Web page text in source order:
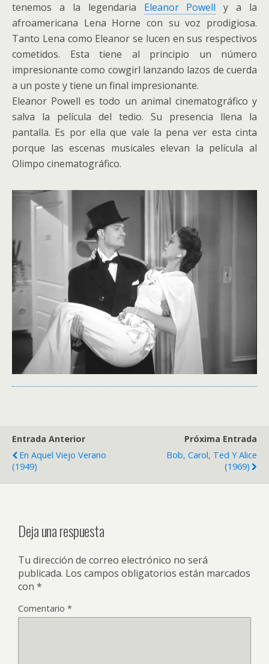
tenemos a la legendaria Eleanor Powell y a la
afroamericana Lena Horne con su voz prodigiosa.
Tanto Lena como Eleanor se lucen en sus respectivos
cometidos. Esta tiene al principio un número
impresionante como cowgirl lanzando lazos de cuerda
a un poste y tiene un final impresionante.
Eleanor Powell es todo un animal cinematográfico y
salva la película del tedio. Su presencia llena la
pantalla. Es por ella que vale la pena ver esta cinta
porque las escenas musicales elevan la película al
Olimpo cinematográfico.
Entrada Anterior
En Aquel Viejo Verano
(1949)
Próxima Entrada
Bob, Carol, Ted Y Alice
(1969)
Deja una respuesta
Tu dirección de correo electrónico no será
publicada. Los campos obligatorios están marcados
con *
Comentario *